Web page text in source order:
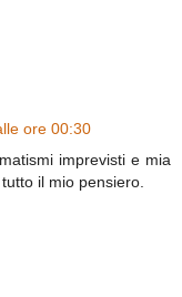
ore 00:30
imprevisti e mia
il mio pensiero.